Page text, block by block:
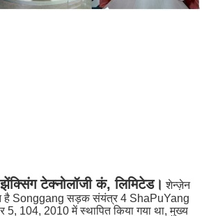
टेक्नोलॉजी कं, लिमिटेड। शेन्ज़ेन
है Songgang सड़क संयंत्र 4 ShaPuYang
5, 104, 2010 में स्थापित किया गया था, मुख्य